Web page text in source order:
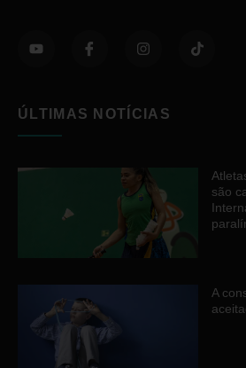
ÚLTIMAS NOTÍCIAS
são
A